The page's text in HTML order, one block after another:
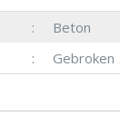
Beton
Gebroken